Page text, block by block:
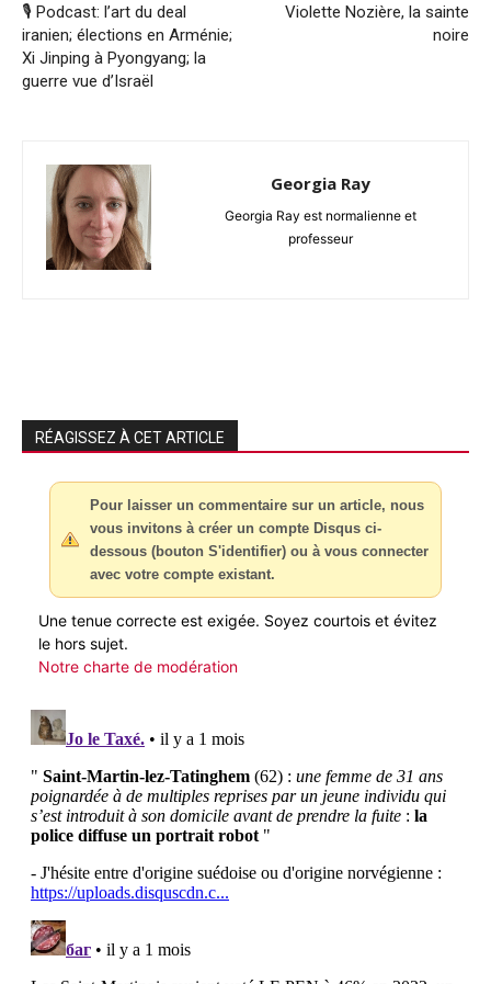
🎙️ Podcast: l’art du deal
iranien; élections en Arménie;
Xi Jinping à Pyongyang; la
guerre vue d’Israël
Violette Nozière, la sainte
noire
Georgia Ray
Georgia Ray est normalienne et
professeur
RÉAGISSEZ À CET ARTICLE
Pour laisser un commentaire sur un article, nous
vous invitons à créer un compte Disqus ci-
dessous (bouton S'identifier) ou à vous connecter
avec votre compte existant.
Une tenue correcte est exigée. Soyez courtois et évitez
le hors sujet.
Notre charte de modération